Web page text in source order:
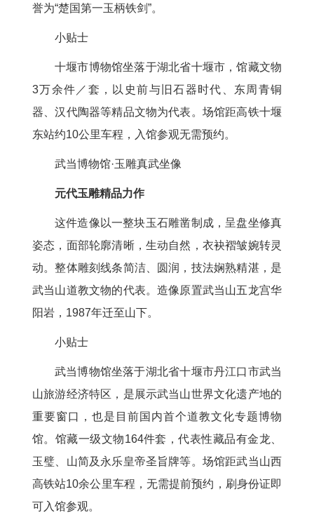
誉为“楚国第一玉柄铁剑”。
小贴士
十堰市博物馆坐落于湖北省十堰市，馆藏文物
3万余件／套，以史前与旧石器时代、东周青铜
器、汉代陶器等精品文物为代表。场馆距高铁十堰
东站约10公里车程，入馆参观无需预约。
武当博物馆·玉雕真武坐像
元代玉雕精品力作
这件造像以一整块玉石雕凿制成，呈盘坐修真
姿态，面部轮廓清晰，生动自然，衣袂褶皱婉转灵
动。整体雕刻线条简洁、圆润，技法娴熟精湛，是
武当山道教文物的代表。造像原置武当山五龙宫华
阳岩，1987年迁至山下。
小贴士
武当博物馆坐落于湖北省十堰市丹江口市武当
山旅游经济特区，是展示武当山世界文化遗产地的
重要窗口，也是目前国内首个道教文化专题博物
馆。馆藏一级文物164件套，代表性藏品有金龙、
玉璧、山简及永乐皇帝圣旨牌等。场馆距武当山西
高铁站10余公里车程，无需提前预约，刷身份证即
可入馆参观。